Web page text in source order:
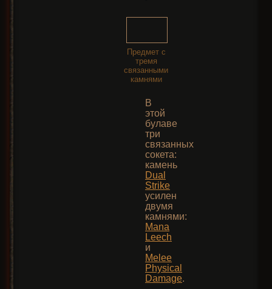
Предмет с
тремя
связанными
камнями
В
этой
булаве
три
связанных
сокета:
камень
Dual
Strike
усилен
двумя
камнями:
Mana
Leech
и
Melee
Physical
Damage.